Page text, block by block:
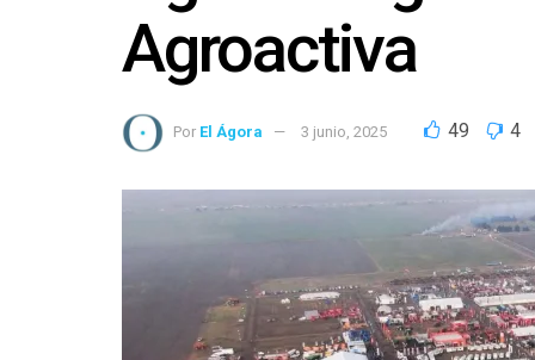
Agroactiva
Por El Ágora 3 junio, 2025 49 4